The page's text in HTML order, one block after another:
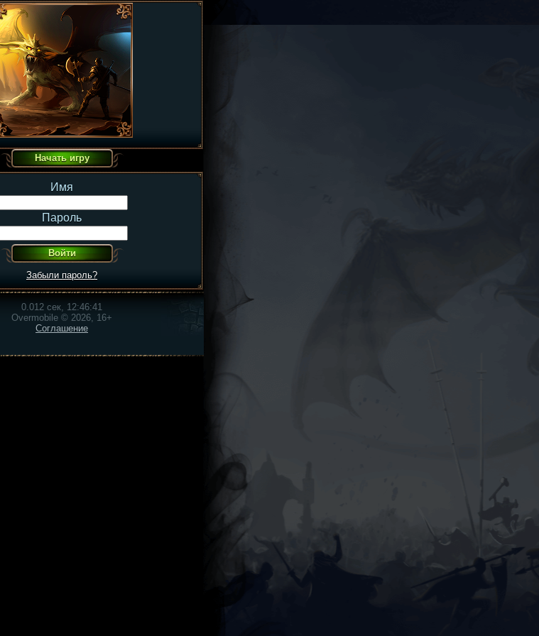
Имя
Пароль
Забыли пароль?
0.012 сек, 12:46:41
Overmobile © 2026, 16+
Соглашение